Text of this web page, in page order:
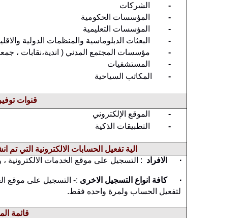
-
الشركات
-
المؤسسات الحكومية
-
المؤسسات التعليمية
-
البعثات الدبلوماسية والمنظمات الدولية
-
مؤسسات المجتمع المدني ( اندية،نقابات ،
-
المستشفيات
-
المكاتب السياحية
قنوات
-
الموقع الإلكتروني
-
التطبيقات الذكية
الية تفعيل الحسابات الالكترونية التي تم
·
الافراد : التسجيل على موقع الخدمات الالكترونية
· كافة انواع التسجيل الاخرى :- التسجيل على موقع
لتفعيل الحساب ولمرة واحده فقط.
قائمة